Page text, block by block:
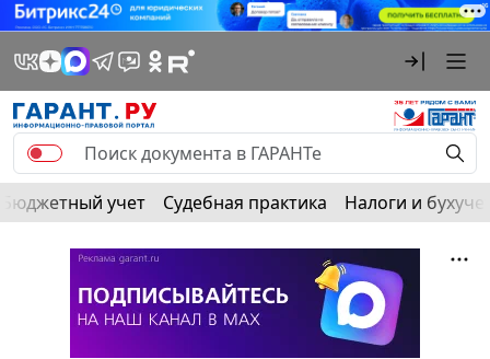
Бюджетный учет Судебная практика Налоги и